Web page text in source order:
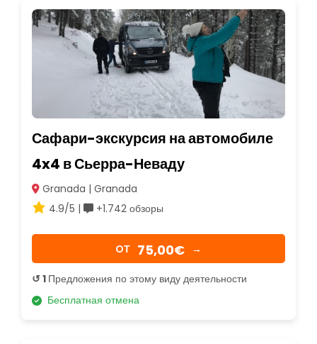
Сафари-экскурсия на автомобиле
4x4 в Сьерра-Неваду
Granada | Granada
4.9/5 |
+1.742 обзоры
OТ 75,00€ →
↺ 1 Предложения по этому виду деятельности
Бесплатная отмена